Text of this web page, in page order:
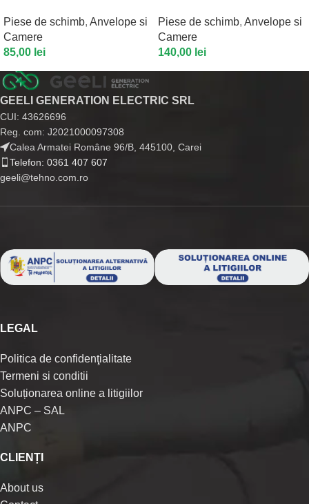
Piese de schimb, Anvelope si
Camere
85,00 lei
Piese de schimb, Anvelope si
Camere
140,00 lei
GEELI GENERATION ELECTRIC SRL
CUI: 43626696
Reg. com: J2021000097308
Calea Armatei Române 96/B, 445100, Carei
Telefon: 0361 407 607
geeli@tehno.com.ro
LEGAL
Politica de confidenţialitate
Termeni si conditii
Soluționarea online a litigiilor
ANPC – SAL
ANPC
CLIENȚI
About us